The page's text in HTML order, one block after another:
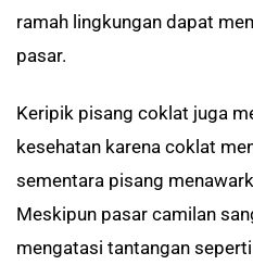
ramah lingkungan dapat
pasar.
Keripik pisang coklat juga
kesehatan karena coklat
sementara pisang
Meskipun pasar camilan
mengatasi tantangan